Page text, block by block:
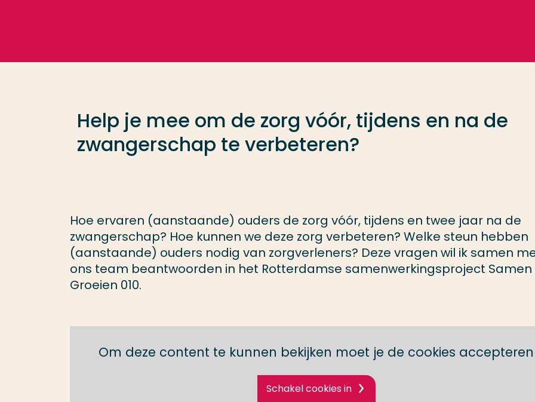
Help je mee om de zorg vóór, tijdens en na de
zwangerschap te verbeteren?
Hoe ervaren (aanstaande) ouders de zorg vóór, tijdens en twee jaar na de
zwangerschap? Hoe kunnen we deze zorg verbeteren? Welke steun hebben
(aanstaande) ouders nodig van zorgverleners? Deze vragen wil ik samen
ons team beantwoorden in het Rotterdamse samenwerkingsproject Samen
Groeien 010.
Om deze content te kunnen bekijken moet je de cookies accepteren
Schakel cookies in
Opleiding
Contact